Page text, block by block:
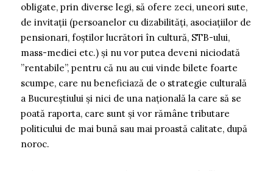
obligate, prin diverse legi, să ofere zeci, uneori sute,
de invitații (persoanelor cu dizabilități, asociațiilor de
pensionari, foștilor lucrători în cultură, STB-ului,
mass-mediei etc.) și nu vor putea deveni niciodată
”rentabile”, pentru că nu au cui vinde bilete foarte
scumpe, care nu beneficiază de o strategie culturală
a Bucureștiului și nici de una națională la care să se
poată raporta, care sunt și vor rămâne tributare
politicului de mai bună sau mai proastă calitate, după
noroc.